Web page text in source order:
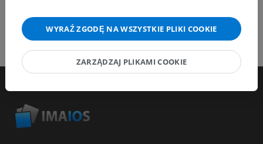
WYRAŹ ZGODĘ NA WSZYSTKIE PLIKI COOKIE
ZARZĄDZAJ PLIKAMI COOKIE